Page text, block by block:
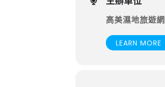
高美濕地旅遊網
LEARN MORE